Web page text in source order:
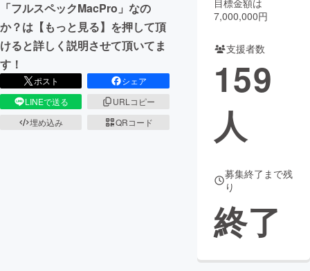
「フルスペックMacPro」なの
か？は【もっと見る】を押して頂
けると詳しく説明させて頂いてま
す！
ポスト
シェア
LINEで送る
URLコピー
埋め込み
QRコード
目標金額は
7,000,000円
支援者数
159
人
募集終了まで残
り
終了